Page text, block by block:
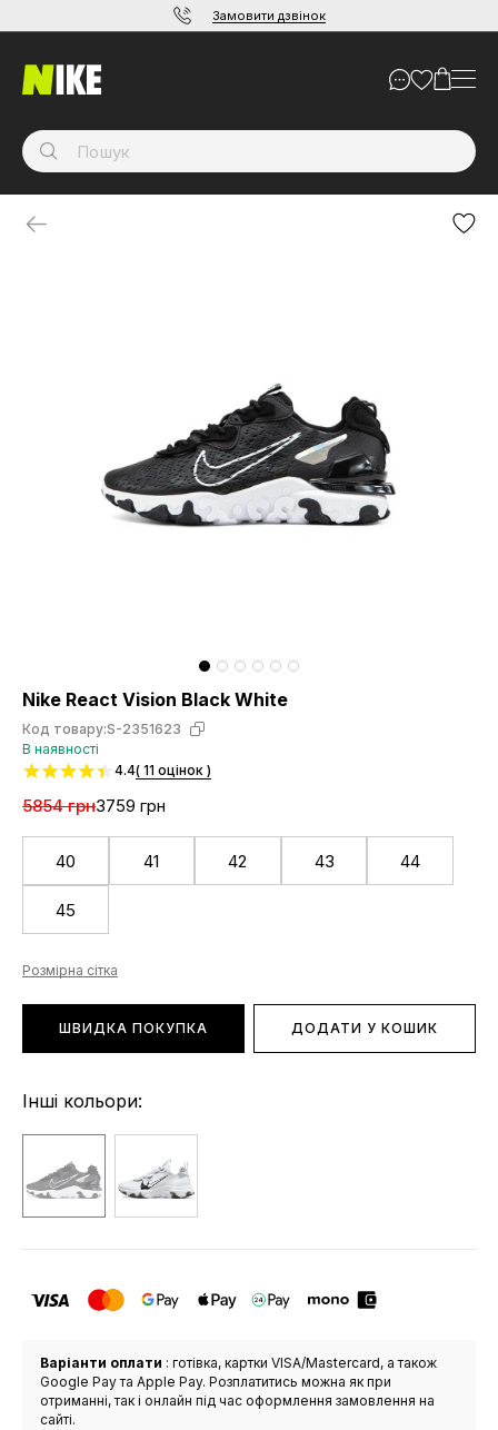
Замовити дзвінок
Nike React Vision Black White
Код товару:S-2351623
В наявності
4.4( 11 оцінок )
5854 грн3759 грн
40 41 42 43 44
45
Розмірна сітка
ШВИДКА ПОКУПКА ДОДАТИ У КОШИК
Інші кольори:
Варіанти оплати : готівка, картки VISA/Mastercard, а також
Google Pay та Apple Pay. Розплатитись можна як при
отриманні, так і онлайн під час оформлення замовлення на
сайті.